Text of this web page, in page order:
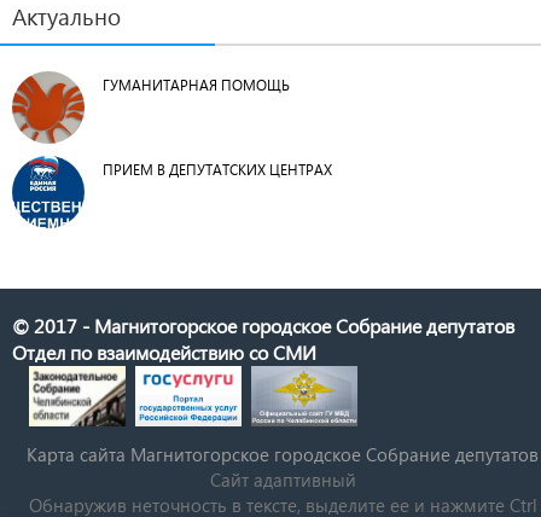
Актуально
ГУМАНИТАРНАЯ ПОМОЩЬ
ПРИЕМ В ДЕПУТАТСКИХ ЦЕНТРАХ
© 2017 - Магнитогорское городское Собрание депутатов
Отдел по взаимодействию со СМИ
Карта сайта Магнитогорское городское Cобрание депутатов
Сайт адаптивный
Обнаружив неточность в тексте, выделите ее и нажмите Ctrl